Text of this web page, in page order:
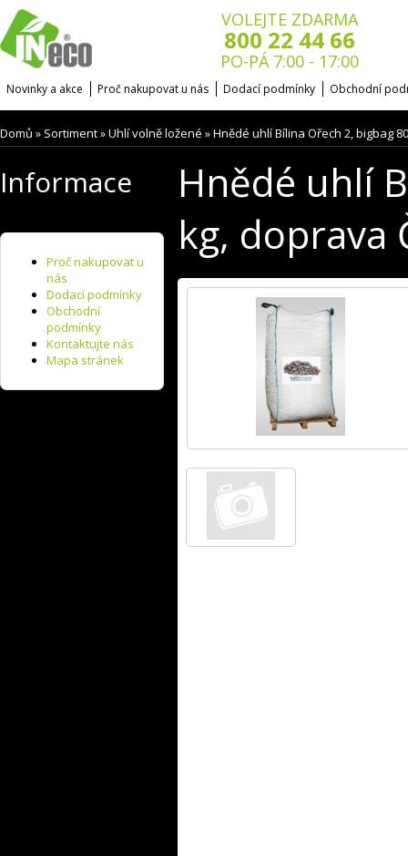
VOLEJTE ZDARMA
800 22 44 66
PO-PÁ 7:00 - 17:00
Novinky a akce Proč nakupovat u nás Dodací podmínky Obchodní
Domů » Sortiment»Uhlí volně ložené »Hnědé uhlí Bílina Ořech 2, bigbag
Informace
Proč nakupovat u
nás
Dodací podmínky
Obchodní
podmínky
Kontaktujte nás
Mapa stránek
Hnědé uhlí
kg, doprava